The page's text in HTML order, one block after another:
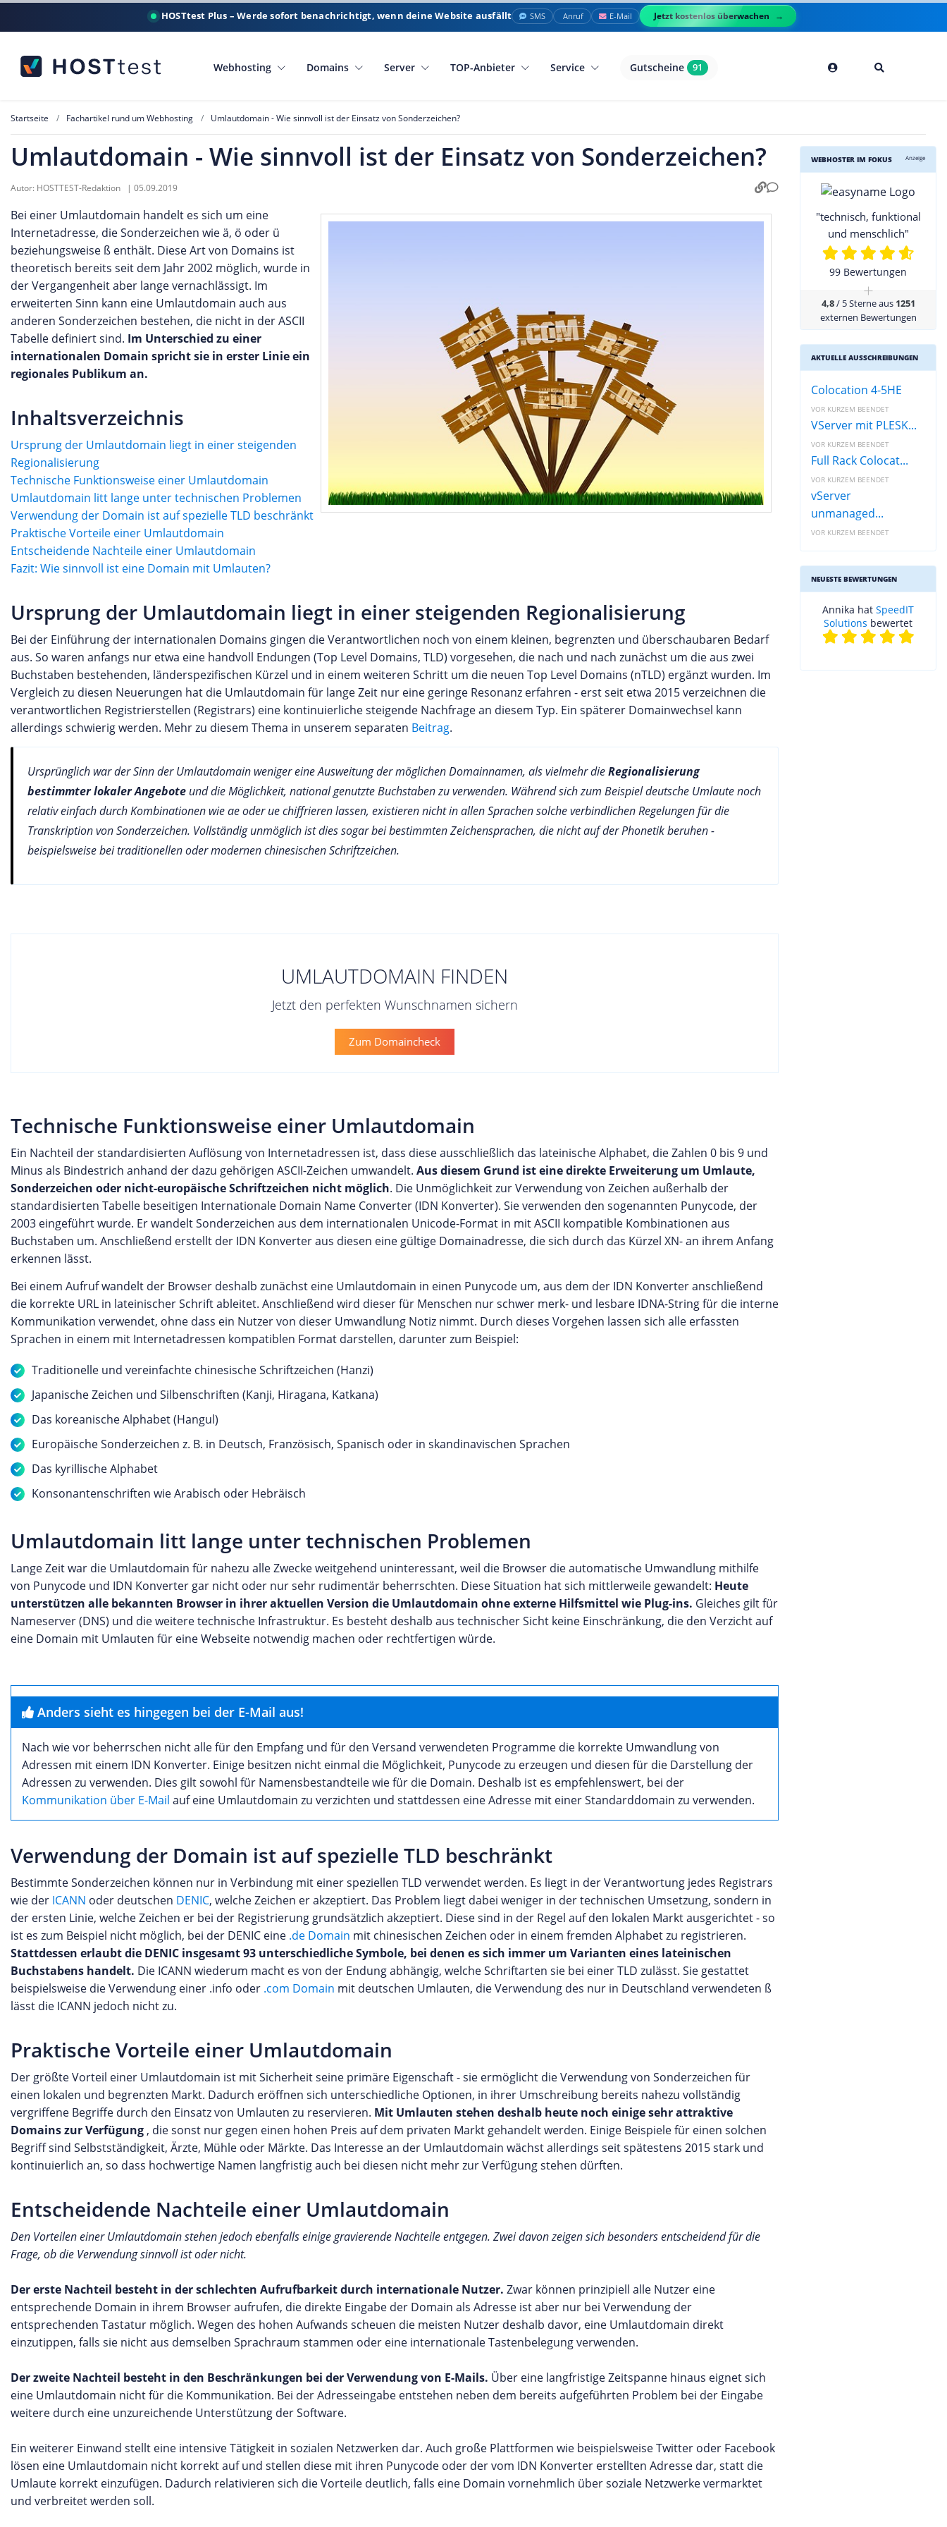
HOSTtest Plus – Werde sofort benachrichtigt, wenn deine Website ausfällt SMS Anruf E-Mail Jetzt kostenlos überwachen
Webhosting Domains Server TOP-Anbieter Service Gutscheine 91
Startseite Fachartikel rund um Webhosting Umlautdomain - Wie sinnvoll ist der Einsatz von Sonderzeichen?
Umlautdomain - Wie sinnvoll ist der Einsatz von Sonderzeichen?
Autor: HOSTTEST-Redaktion | 05.09.2019
Bei einer Umlautdomain handelt es sich um eine
Internetadresse, die Sonderzeichen wie ä, ö oder ü
beziehungsweise ß enthält. Diese Art von Domains ist
theoretisch bereits seit dem Jahr 2002 möglich, wurde in
der Vergangenheit aber lange vernachlässigt. Im
erweiterten Sinn kann eine Umlautdomain auch aus
anderen Sonderzeichen bestehen, die nicht in der ASCII
Tabelle definiert sind. Im Unterschied zu einer
internationalen Domain spricht sie in erster Linie ein
regionales Publikum an.
Inhaltsverzeichnis
Ursprung der Umlautdomain liegt in einer steigenden
Regionalisierung
Technische Funktionsweise einer Umlautdomain
Umlautdomain litt lange unter technischen Problemen
Verwendung der Domain ist auf spezielle TLD beschränkt
Praktische Vorteile einer Umlautdomain
Entscheidende Nachteile einer Umlautdomain
Fazit: Wie sinnvoll ist eine Domain mit Umlauten?
Ursprung der Umlautdomain liegt in einer steigenden Regionalisierung
Bei der Einführung der internationalen Domains gingen die Verantwortlichen noch von einem kleinen, begrenzten und überschaubaren Bedarf
aus. So waren anfangs nur etwa eine handvoll Endungen (Top Level Domains, TLD) vorgesehen, die nach und nach zunächst um die aus zwei
Buchstaben bestehenden, länderspezifischen Kürzel und in einem weiteren Schritt um die neuen Top Level Domains (nTLD) ergänzt wurden. Im
Vergleich zu diesen Neuerungen hat die Umlautdomain für lange Zeit nur eine geringe Resonanz erfahren - erst seit etwa 2015 verzeichnen die
verantwortlichen Registrierstellen (Registrars) eine kontinuierliche steigende Nachfrage an diesem Typ. Ein späterer Domainwechsel kann
allerdings schwierig werden. Mehr zu diesem Thema in unserem separaten Beitrag.
Ursprünglich war der Sinn der Umlautdomain weniger eine Ausweitung der möglichen Domainnamen, als vielmehr dieRegionalisierung
bestimmter lokaler Angebote und die Möglichkeit, national genutzte Buchstaben zu verwenden. Während sich zum Beispiel deutsche Umlaute noch
relativ einfach durch Kombinationen wie ae oder ue chiffrieren lassen, existieren nicht in allen Sprachen solche verbindlichen Regelungen für die
Transkription von Sonderzeichen. Vollständig unmöglich ist dies sogar bei bestimmten Zeichensprachen, die nicht auf der Phonetik beruhen -
beispielsweise bei traditionellen oder modernen chinesischen Schriftzeichen.
UMLAUTDOMAIN FINDEN
Jetzt den perfekten Wunschnamen sichern
Zum Domaincheck
Technische Funktionsweise einer Umlautdomain
Ein Nachteil der standardisierten Auflösung von Internetadressen ist, dass diese ausschließlich das lateinische Alphabet, die Zahlen 0 bis 9 und
Minus als Bindestrich anhand der dazu gehörigen ASCII-Zeichen umwandelt. Aus diesem Grund ist eine direkte Erweiterung um Umlaute,
Sonderzeichen oder nicht-europäische Schriftzeichen nicht möglich. Die Unmöglichkeit zur Verwendung von Zeichen außerhalb der
standardisierten Tabelle beseitigen Internationale Domain Name Converter (IDN Konverter). Sie verwenden den sogenannten Punycode, der
2003 eingeführt wurde. Er wandelt Sonderzeichen aus dem internationalen Unicode-Format in mit ASCII kompatible Kombinationen aus
Buchstaben um. Anschließend erstellt der IDN Konverter aus diesen eine gültige Domainadresse, die sich durch das Kürzel XN- an ihrem Anfang
erkennen lässt.
Bei einem Aufruf wandelt der Browser deshalb zunächst eine Umlautdomain in einen Punycode um, aus dem der IDN Konverter anschließend
die korrekte URL in lateinischer Schrift ableitet. Anschließend wird dieser für Menschen nur schwer merk- und lesbare IDNA-String für die interne
Kommunikation verwendet, ohne dass ein Nutzer von dieser Umwandlung Notiz nimmt. Durch dieses Vorgehen lassen sich alle erfassten
Sprachen in einem mit Internetadressen kompatiblen Format darstellen, darunter zum Beispiel:
Traditionelle und vereinfachte chinesische Schriftzeichen (Hanzi)
Japanische Zeichen und Silbenschriften (Kanji, Hiragana, Katkana)
Das koreanische Alphabet (Hangul)
Europäische Sonderzeichen z. B. in Deutsch, Französisch, Spanisch oder in skandinavischen Sprachen
Das kyrillische Alphabet
Konsonantenschriften wie Arabisch oder Hebräisch
Umlautdomain litt lange unter technischen Problemen
Lange Zeit war die Umlautdomain für nahezu alle Zwecke weitgehend uninteressant, weil die Browser die automatische Umwandlung mithilfe
von Punycode und IDN Konverter gar nicht oder nur sehr rudimentär beherrschten. Diese Situation hat sich mittlerweile gewandelt: Heute
unterstützen alle bekannten Browser in ihrer aktuellen Version die Umlautdomain ohne externe Hilfsmittel wie Plug-ins. Gleiches gilt für
Nameserver (DNS) und die weitere technische Infrastruktur. Es besteht deshalb aus technischer Sicht keine Einschränkung, die den Verzicht auf
eine Domain mit Umlauten für eine Webseite notwendig machen oder rechtfertigen würde.
Anders sieht es hingegen bei der E-Mail aus!
Nach wie vor beherrschen nicht alle für den Empfang und für den Versand verwendeten Programme die korrekte Umwandlung von
Adressen mit einem IDN Konverter. Einige besitzen nicht einmal die Möglichkeit, Punycode zu erzeugen und diesen für die Darstellung der
Adressen zu verwenden. Dies gilt sowohl für Namensbestandteile wie für die Domain. Deshalb ist es empfehlenswert, bei der
Kommunikation über E-Mail auf eine Umlautdomain zu verzichten und stattdessen eine Adresse mit einer Standarddomain zu verwenden.
Verwendung der Domain ist auf spezielle TLD beschränkt
Bestimmte Sonderzeichen können nur in Verbindung mit einer speziellen TLD verwendet werden. Es liegt in der Verantwortung jedes Registrars
wie der ICANN oder deutschen DENIC, welche Zeichen er akzeptiert. Das Problem liegt dabei weniger in der technischen Umsetzung, sondern in
der ersten Linie, welche Zeichen er bei der Registrierung grundsätzlich akzeptiert. Diese sind in der Regel auf den lokalen Markt ausgerichtet - so
ist es zum Beispiel nicht möglich, bei der DENIC eine .de Domain mit chinesischen Zeichen oder in einem fremden Alphabet zu registrieren.
Stattdessen erlaubt die DENIC insgesamt 93 unterschiedliche Symbole, bei denen es sich immer um Varianten eines lateinischen
Buchstabens handelt. Die ICANN wiederum macht es von der Endung abhängig, welche Schriftarten sie bei einer TLD zulässt. Sie gestattet
beispielsweise die Verwendung einer .info oder .com Domain mit deutschen Umlauten, die Verwendung des nur in Deutschland verwendeten ß
lässt die ICANN jedoch nicht zu.
Praktische Vorteile einer Umlautdomain
Der größte Vorteil einer Umlautdomain ist mit Sicherheit seine primäre Eigenschaft - sie ermöglicht die Verwendung von Sonderzeichen für
einen lokalen und begrenzten Markt. Dadurch eröffnen sich unterschiedliche Optionen, in ihrer Umschreibung bereits nahezu vollständig
vergriffene Begriffe durch den Einsatz von Umlauten zu reservieren. Mit Umlauten stehen deshalb heute noch einige sehr attraktive
Domains zur Verfügung , die sonst nur gegen einen hohen Preis auf dem privaten Markt gehandelt werden. Einige Beispiele für einen solchen
Begriff sind Selbstständigkeit, Ärzte, Mühle oder Märkte. Das Interesse an der Umlautdomain wächst allerdings seit spätestens 2015 stark und
kontinuierlich an, so dass hochwertige Namen langfristig auch bei diesen nicht mehr zur Verfügung stehen dürften.
Entscheidende Nachteile einer Umlautdomain
Den Vorteilen einer Umlautdomain stehen jedoch ebenfalls einige gravierende Nachteile entgegen. Zwei davon zeigen sich besonders entscheidend für die
Frage, ob die Verwendung sinnvoll ist oder nicht.
Der erste Nachteil besteht in der schlechten Aufrufbarkeit durch internationale Nutzer. Zwar können prinzipiell alle Nutzer eine
entsprechende Domain in ihrem Browser aufrufen, die direkte Eingabe der Domain als Adresse ist aber nur bei Verwendung der
entsprechenden Tastatur möglich. Wegen des hohen Aufwands scheuen die meisten Nutzer deshalb davor, eine Umlautdomain direkt
einzutippen, falls sie nicht aus demselben Sprachraum stammen oder eine internationale Tastenbelegung verwenden.
Der zweite Nachteil besteht in den Beschränkungen bei der Verwendung von E-Mails. Über eine langfristige Zeitspanne hinaus eignet sich
eine Umlautdomain nicht für die Kommunikation. Bei der Adresseingabe entstehen neben dem bereits aufgeführten Problem bei der Eingabe
weitere durch eine unzureichende Unterstützung der Software.
Ein weiterer Einwand stellt eine intensive Tätigkeit in sozialen Netzwerken dar. Auch große Plattformen wie beispielsweise Twitter oder Facebook
lösen eine Umlautdomain nicht korrekt auf und stellen diese mit ihren Punycode oder der vom IDN Konverter erstellten Adresse dar, statt die
Umlaute korrekt einzufügen. Dadurch relativieren sich die Vorteile deutlich, falls eine Domain vornehmlich über soziale Netzwerke vermarktet
und verbreitet werden soll.
WEBHOSTER IM FOKUS Anzeige
"technisch, funktional
und menschlich"
99 Bewertungen
+
4,8/ 5 Sterne aus 1251
externen Bewertungen
AKTUELLE AUSSCHREIBUNGEN
Colocation 4-5HE
VOR KURZEM BEENDET
VServer mit PLESK...
VOR KURZEM BEENDET
Full Rack Colocat...
VOR KURZEM BEENDET
vServer
unmanaged...
VOR KURZEM BEENDET
NEUESTE BEWERTUNGEN
Annika hat SpeedIT
Solutions bewertet